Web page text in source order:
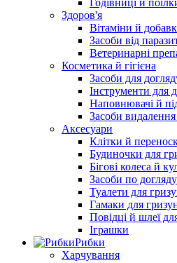
Годівниці й
Здоров'я
Вітаміни й
Засоби від
Ветеринарні
Косметика й гігієна
Засоби для
Інструменти для
Наповнювачі й
Засоби
Аксесуари
Клітки й
Будиночки для
Бігові колеса й
Засоби по
Туалети для
Гамаки для
Повідці й шлеї
Іграшки
Рибки
Харчування